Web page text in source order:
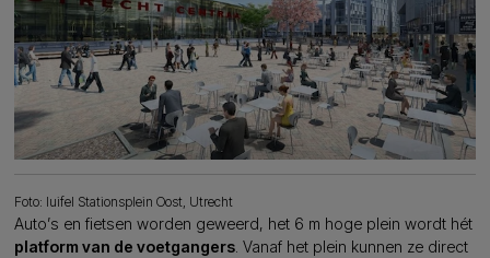
Foto: luifel Stationsplein Oost, Utrecht
Auto’s en fietsen worden geweerd, het 6 m hoge plein wordt hét
platform van de voetgangers. Vanaf het plein kunnen ze direct